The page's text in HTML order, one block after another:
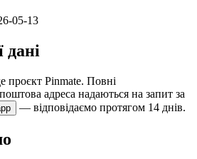
05-13
дані
проєкт Pinmate. Повні
адреса надаються на запит за
— відповідаємо протягом 14 днів.